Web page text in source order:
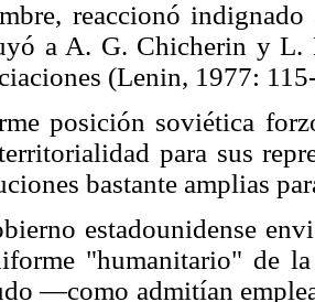
reaccionó
a A. G. Chicherin y L.
(Lenin, 1977:
posición soviética
para sus
bastante amplias
estadounidense
"humanitario" de
—como admitían